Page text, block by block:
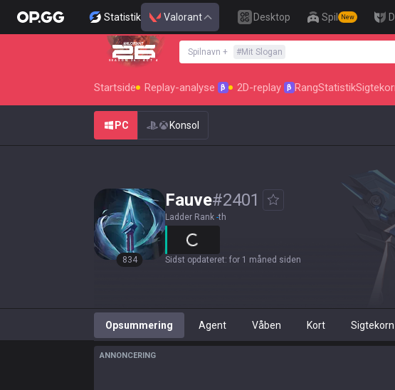
Statistik Valorant Desktop Spil New
SEASON 26 : ACT 4
Spilnavn + #Mit Slogan
Startside Replay-analyse β 2D-replay β RangStatistik
PC Konsol
834
Fauve#2401
Ladder Rank -th
Sidst opdateret: for 1 måned siden
Opsummering Agent Våben Kort Sigtekorn
ANNONCERING